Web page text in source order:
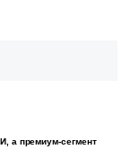
а премиум-сегмент